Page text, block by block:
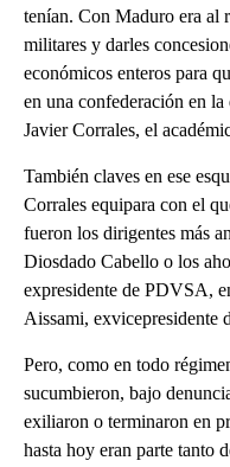
tenían. Con Maduro era al
militares y darles
económicos enteros para
en una confederación en
Javier Corrales, el
También claves en ese
Corrales equipara con el
fueron los dirigentes más
Diosdado Cabello o los
expresidente de PDVSA,
Aissami, exvicepresidente
Pero, como en todo
sucumbieron, bajo
exiliaron o terminaron en
hasta hoy eran parte tanto